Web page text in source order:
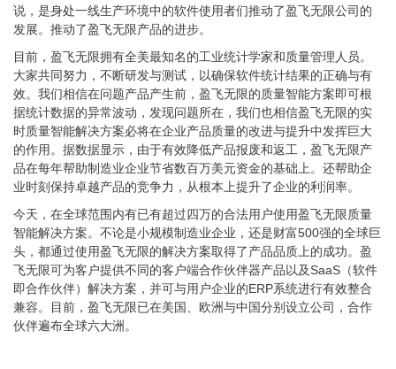
说，是身处一线生产环境中的软件使用者们推动了盈飞无限公司的
发展。推动了盈飞无限产品的进步。
目前，盈飞无限拥有全美最知名的工业统计学家和质量管理人员。
大家共同努力，不断研发与测试，以确保软件统计结果的正确与有
效。我们相信在问题产品产生前，盈飞无限的质量智能方案即可根
据统计数据的异常波动，发现问题所在，我们也相信盈飞无限的实
时质量智能解决方案必将在企业产品质量的改进与提升中发挥巨大
的作用。据数据显示，由于有效降低产品报废和返工，盈飞无限产
品在每年帮助制造业企业节省数百万美元资金的基础上。还帮助企
业时刻保持卓越产品的竞争力，从根本上提升了企业的利润率。
今天，在全球范围内有已有超过四万的合法用户使用盈飞无限质量
智能解决方案。不论是小规模制造业企业，还是财富500强的全球巨
头，都通过使用盈飞无限的解决方案取得了产品品质上的成功。盈
飞无限可为客户提供不同的客户端合作伙伴器产品以及SaaS（软件
即合作伙伴）解决方案，并可与用户企业的ERP系统进行有效整合
兼容。目前，盈飞无限已在美国、欧洲与中国分别设立公司，合作
伙伴遍布全球六大洲。